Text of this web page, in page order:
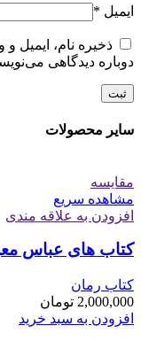
ایمیل *
ذخیره نام، ایمیل
دوباره دیدگاهی
سایر محصولات
مقایسه
مشاهده سریع
افزودن به علاقه مندی
کتاب های عباس
کتاب رمان
2,000,000 تومان
افزودن به سبد خرید